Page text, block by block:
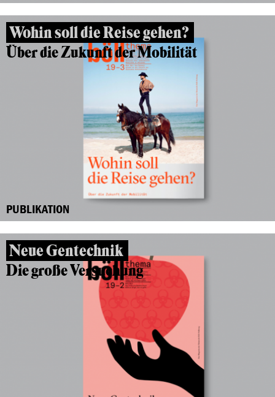
Wohin soll die Reise gehen?
Über die Zukunft der Mobilität
PUBLIKATION
Neue Gentechnik
Die große Versuchung